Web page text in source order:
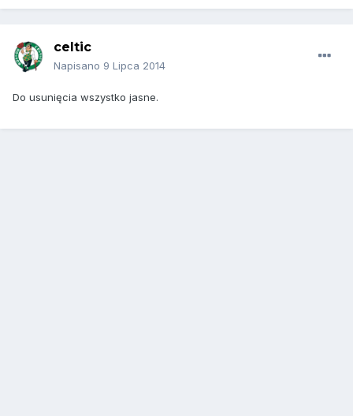
celtic
Napisano 9 Lipca 2014
Do usunięcia wszystko jasne.